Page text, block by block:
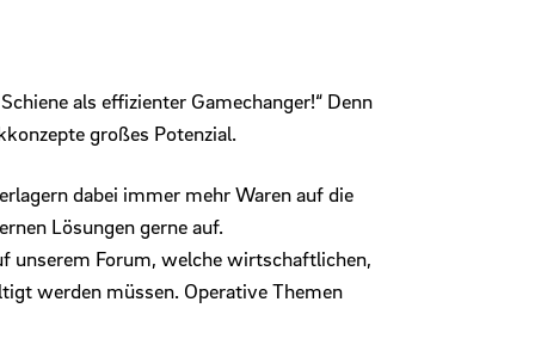
als effizienter Gamechanger!“ Denn
großes Potenzial.
dabei immer mehr Waren auf die
Lösungen gerne auf.
unserem Forum, welche wirtschaftlichen,
werden müssen. Operative Themen